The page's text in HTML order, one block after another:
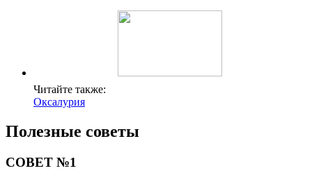
Читайте также:
Оксалурия
Полезные советы
СОВЕТ №1